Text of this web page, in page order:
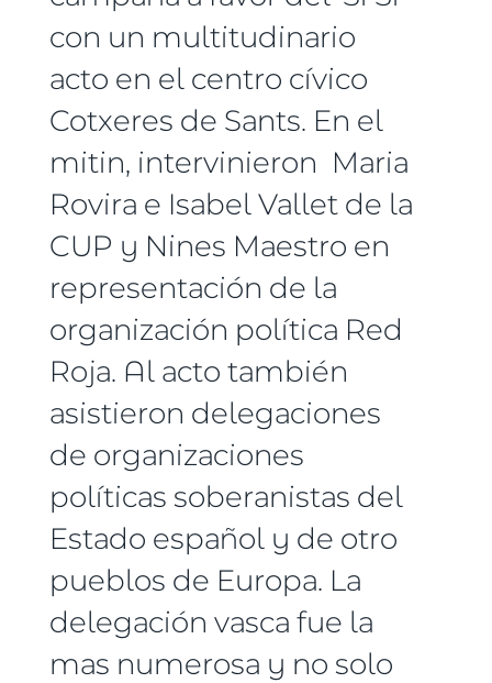
con un multitudinario
acto en el centro cívico
Cotxeres de Sants. En el
mitin, intervinieron Maria
Rovira e Isabel Vallet de la
CUP y Nines Maestro en
representación de la
organización política Red
Roja. Al acto también
asistieron delegaciones
de organizaciones
políticas soberanistas del
Estado español y de otro
pueblos de Europa. La
delegación vasca fue la
mas numerosa y no solo